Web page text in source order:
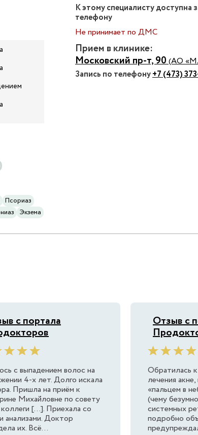
Псориаз
Экзема
К этому специалисту доступна
телефону
Не принимает по ДМС
Прием в клинике:
Московский пр-т, 90(АО
Запись по телефону+7 (473)
с портала
с выпадением волос на
4-х лет. Долго искала
Пришла на приём к
Михайловне по совету
[...]. Приехала со
анализами. Доктор
их. Всё...
Отзыв с
Обратилась
лечения
«пальцем в
(чему
системных
подробно